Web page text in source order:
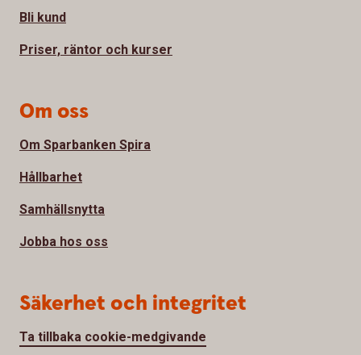
Bli kund
Priser, räntor och kurser
Om oss
Om Sparbanken Spira
Hållbarhet
Samhällsnytta
Jobba hos oss
Säkerhet och integritet
Ta tillbaka cookie-medgivande